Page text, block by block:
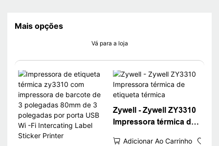
Mais opções
Vá para a loja
Zywell - Zywell ZY3310
Impressora térmica de
Adicionar Ao Carrinho